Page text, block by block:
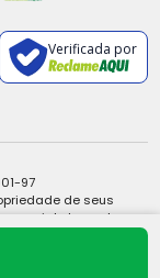
Verificada por
97
de seus
parcial, de qualquer